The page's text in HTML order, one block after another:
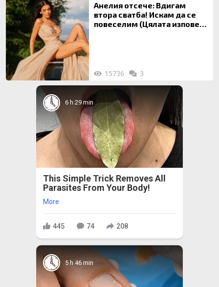
Анелия отсече: Вдигам
втора сватба! Искам да се
повеселим (Цялата изповед
15736 3
6 h 29 min
This Simple Trick Removes All
Parasites From Your Body!
More
445 74 208
5 h 46 min